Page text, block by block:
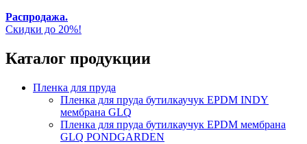
Распродажа.
Скидки до 20%!
Каталог продукции
Пленка для пруда
Пленка для пруда бутилкаучук EPDM INDY
мембрана GLQ
Пленка для пруда бутилкаучук EPDM мембрана
GLQ PONDGARDEN